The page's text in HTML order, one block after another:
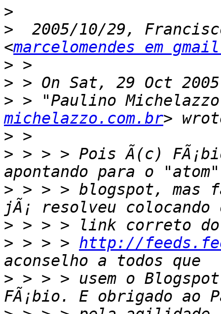
>
>
2005/10/29,
<marcelomendes em
>
>
> > "Paulino
michelazzo.com.br
>
> > > > Pois Ã(c)
> > > > blogspot, mas
>
> > > > http://
> > > > usem o